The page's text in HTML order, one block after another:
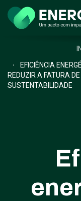
EFICIÊNCIA
REDUZIR A FATURA
SUSTENTABILIDADE